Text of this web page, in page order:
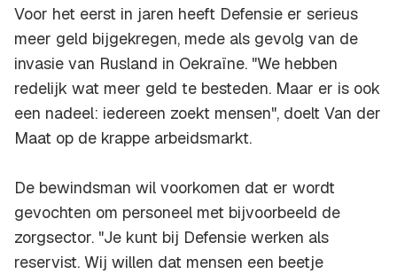
Voor het eerst in jaren heeft Defensie er serieus
meer geld bijgekregen, mede als gevolg van de
invasie van Rusland in Oekraïne. "We hebben
redelijk wat meer geld te besteden. Maar er is ook
een nadeel: iedereen zoekt mensen", doelt Van der
Maat op de krappe arbeidsmarkt.
De bewindsman wil voorkomen dat er wordt
gevochten om personeel met bijvoorbeeld de
zorgsector. "Je kunt bij Defensie werken als
reservist. Wij willen dat mensen een beetje